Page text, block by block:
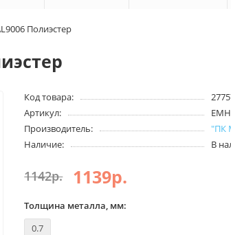
Полиэстер
Код товара:
Артикул:
Производитель:
"ПК
Наличие:
В
1142р. 1139р.
Толщина металла, мм:
0.7